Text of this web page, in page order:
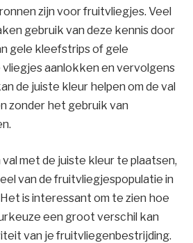
zijn voor fruitvliegjes. Veel
gebruik van deze kennis door
gele kleefstrips of gele
aanlokken en vervolgens
de juiste kleur helpen om de val
zonder het gebruik van
met de juiste kleur te plaatsen,
van de fruitvliegjespopulatie in
is interessant om te zien hoe
een groot verschil kan
van je fruitvliegenbestrijding.